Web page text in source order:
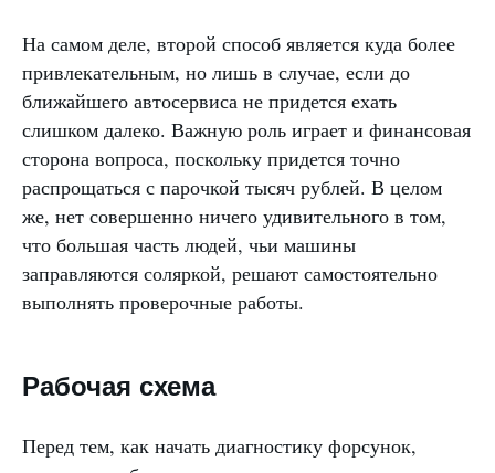
На самом деле, второй способ является куда более
привлекательным, но лишь в случае, если до
ближайшего автосервиса не придется ехать
слишком далеко. Важную роль играет и финансовая
сторона вопроса, поскольку придется точно
распрощаться с парочкой тысяч рублей. В целом
же, нет совершенно ничего удивительного в том,
что большая часть людей, чьи машины
заправляются соляркой, решают самостоятельно
выполнять проверочные работы.
Рабочая схема
Перед тем, как начать диагностику форсунок,